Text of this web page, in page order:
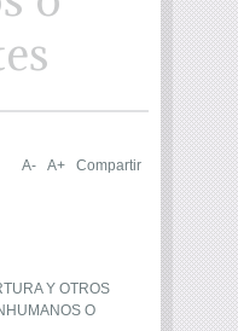
A- A+ Compartir
Y OTROS
O